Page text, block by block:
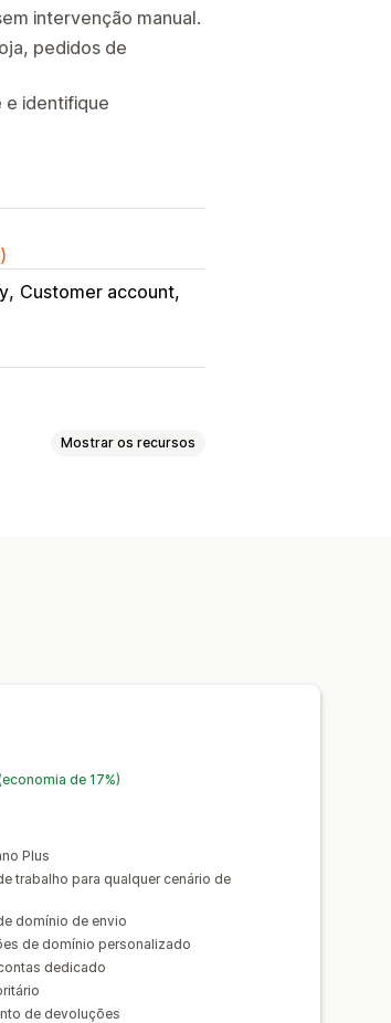
intervenção manual.
pedidos de
e identifique
Customer account
Mostrar os recursos
de 17%)
Plus
trabalho para qualquer cenário de
domínio de envio
de domínio personalizado
dedicado
de devoluções